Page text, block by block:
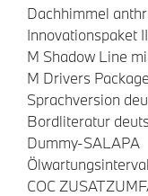
Dachhimmel
Innovationspaket II
M Shadow Line
M Drivers Package
Sprachversion
Bordliteratur
Dummy-SALAPA
COC